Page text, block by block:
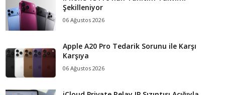
Şekilleniyor
06 Ağustos 2026
Apple A20 Pro Tedarik Sorunu ile Karşı
Karşıya
06 Ağustos 2026